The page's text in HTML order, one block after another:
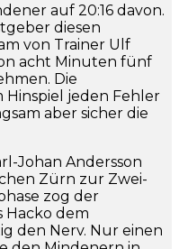
auf 20:16 davon.
diesen
von Trainer Ulf
acht Minuten fünf
Die
Hinspiel jeden Fehler
aber sicher die
Johan Andersson
Zürn zur Zwei-
zog der
Hacko dem
den Nerv. Nur einen